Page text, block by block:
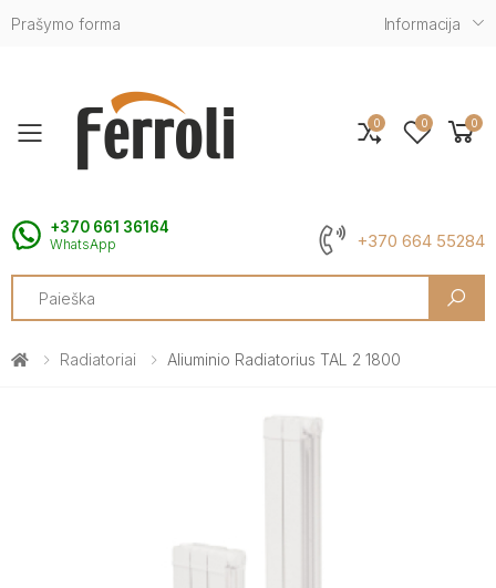
Prašymo forma Informacija
Toggle mobile menu
+370 661 36164
WhatsApp +370 664 55284
Search
0 0 0
Radiatoriai Aliuminio Radiatorius TAL 2 1800